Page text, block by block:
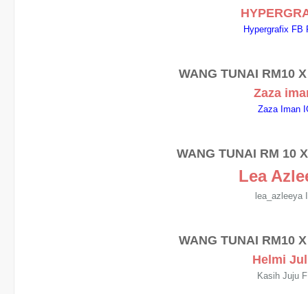
Hypergrafix FB
WANG TUNAI RM10
Zaza
Zaza Iman
WANG TUNAI RM 10
Lea
lea_azleeya
WANG TUNAI RM10
Helmi
Kasih Juju